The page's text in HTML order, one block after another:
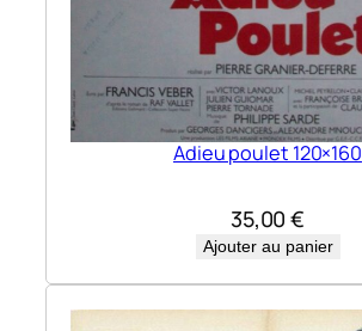
Adieu poulet 120×160
35,00€
Ajouter au panier